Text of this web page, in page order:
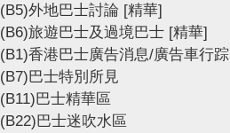
(B5)外地巴士討論 [精華]
(B6)旅遊巴士及過境巴士 [精華]
(B1)香港巴士廣告消息/廣告車行踪
(B7)巴士特別所見
(B11)巴士精華區
(B22)巴士迷吹水區